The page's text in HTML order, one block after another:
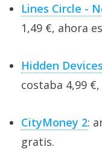
Lines Circle -
1,49 €, ahora
Hidden
costaba 4,99
CityMoney 2:
gratis.